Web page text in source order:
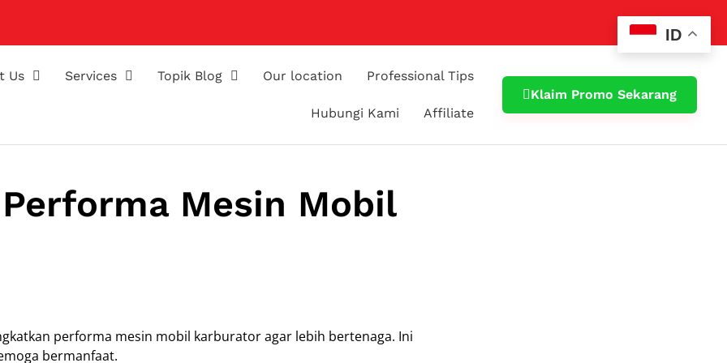
Us Services Topik Blog Our location Professional Tips
Hubungi Kami Affiliate
Klaim Promo Sekarang
Mesin Mobil
performa mesin mobil karburator agar lebih bertenaga. Ini
bermanfaat.
ID